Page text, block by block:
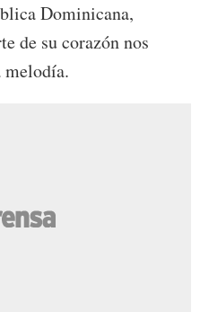
Dominicana,
de su corazón nos
melodía.